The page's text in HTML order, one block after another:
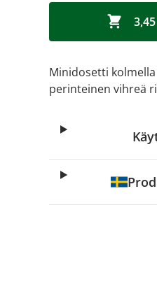
Minidosetti
perinteinen vihreä